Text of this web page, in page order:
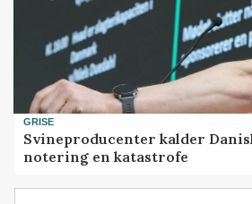
GRISE
Svineproducenter kalder
notering en katastrofe